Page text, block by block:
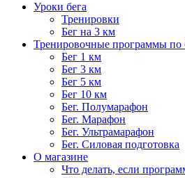
Уроки бега
Тренировки
Бег на 3 км
Тренировочные программы по
Бег 1 км
Бег 3 км
Бег 5 км
Бег 10 км
Бег. Полумарафон
Бег. Марафон
Бег. Ультрамарафон
Бег. Силовая подготовка
О магазине
Что делать, если